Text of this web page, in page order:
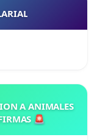
A ANIMALES
🚨